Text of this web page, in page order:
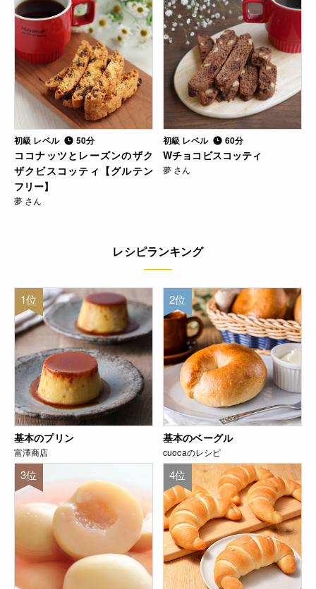
初級 レベル 50分
ココナッツとレーズンのザク
ザクビスコッティ【グルテン
フリー】
夢 さん
初級 レベル 60分
Wチョコビスコッティ
夢 さん
レシピランキング
1位
基本のプリン
富澤商店
2位
基本のベーグル
cuocaのレシピ
3位 4位